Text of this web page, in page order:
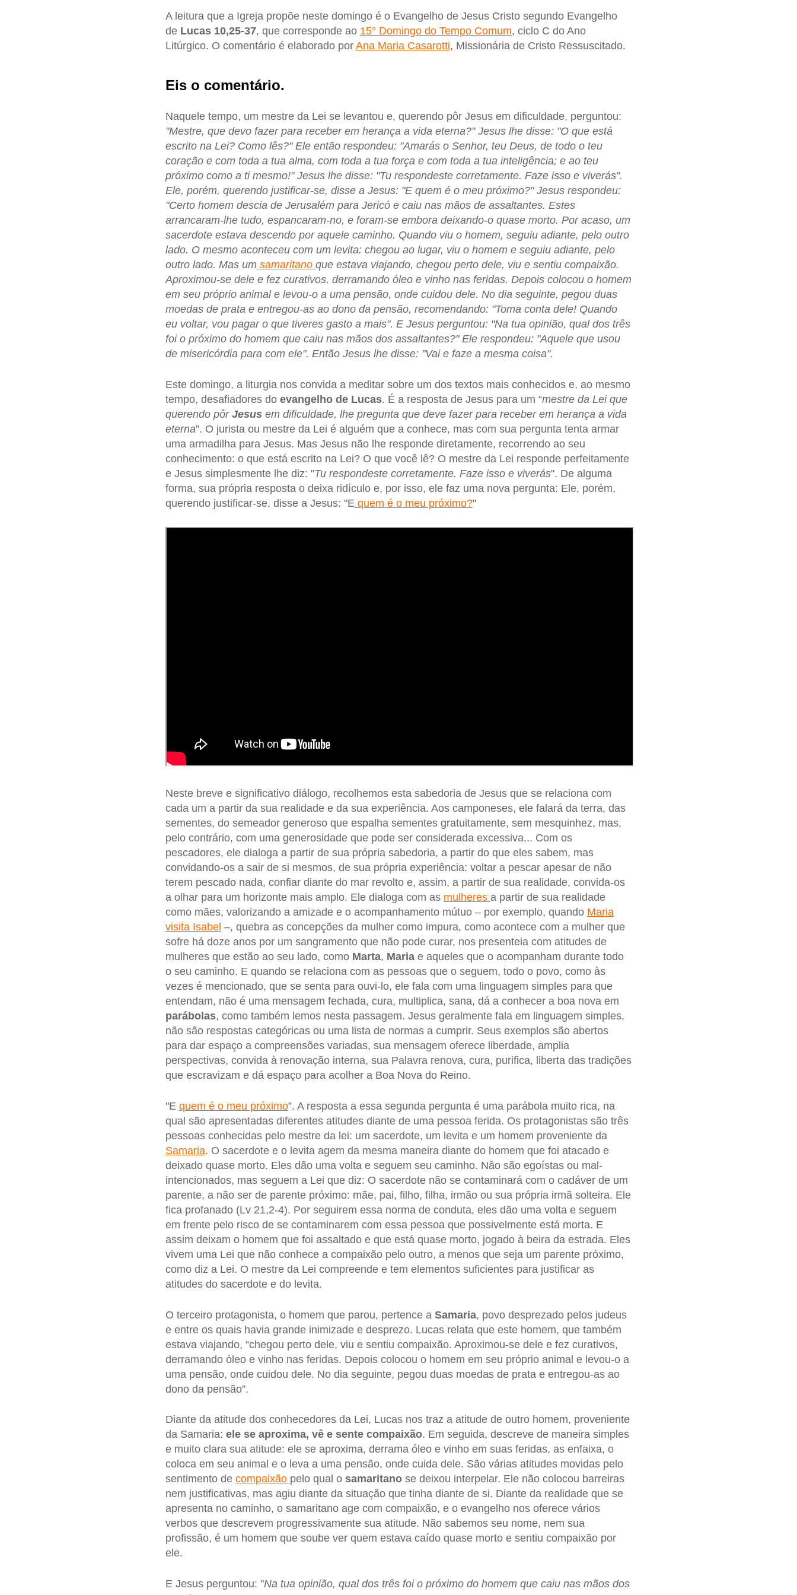
A leitura que a Igreja propõe neste domingo é o Evangelho de Jesus Cristo segundo Evangelho
de Lucas 10,25-37, que corresponde ao 15° Domingo do Tempo Comum, ciclo C do Ano
Litúrgico. O comentário é elaborado por Ana Maria Casarotti, Missionária de Cristo Ressuscitado.
Eis o comentário.
Naquele tempo, um mestre da Lei se levantou e, querendo pôr Jesus em dificuldade, perguntou:
"Mestre, que devo fazer para receber em herança a vida eterna?" Jesus lhe disse: "O que está
escrito na Lei? Como lês?" Ele então respondeu: "Amarás o Senhor, teu Deus, de todo o teu
coração e com toda a tua alma, com toda a tua força e com toda a tua inteligência; e ao teu
próximo como a ti mesmo!" Jesus lhe disse: "Tu respondeste corretamente. Faze isso e viverás".
Ele, porém, querendo justificar-se, disse a Jesus: "E quem é o meu próximo?" Jesus respondeu:
"Certo homem descia de Jerusalém para Jericó e caiu nas mãos de assaltantes. Estes
arrancaram-lhe tudo, espancaram-no, e foram-se embora deixando-o quase morto. Por acaso, um
sacerdote estava descendo por aquele caminho. Quando viu o homem, seguiu adiante, pelo outro
lado. O mesmo aconteceu com um levita: chegou ao lugar, viu o homem e seguiu adiante, pelo
outro lado. Mas um samaritano que estava viajando, chegou perto dele, viu e sentiu compaixão.
Aproximou-se dele e fez curativos, derramando óleo e vinho nas feridas. Depois colocou o homem
em seu próprio animal e levou-o a uma pensão, onde cuidou dele. No dia seguinte, pegou duas
moedas de prata e entregou-as ao dono da pensão, recomendando: "Toma conta dele! Quando
eu voltar, vou pagar o que tiveres gasto a mais". E Jesus perguntou: "Na tua opinião, qual dos três
foi o próximo do homem que caiu nas mãos dos assaltantes?" Ele respondeu: "Aquele que usou
de misericórdia para com ele". Então Jesus lhe disse: "Vai e faze a mesma coisa".
Este domingo, a liturgia nos convida a meditar sobre um dos textos mais conhecidos e, ao mesmo
tempo, desafiadores do evangelho de Lucas. É a resposta de Jesus para um “mestre da Lei que
querendo pôr Jesusem dificuldade, lhe pregunta que deve fazer para receber em herança a vida
eterna”. O jurista ou mestre da Lei é alguém que a conhece, mas com sua pergunta tenta armar
uma armadilha para Jesus. Mas Jesus não lhe responde diretamente, recorrendo ao seu
conhecimento: o que está escrito na Lei? O que você lê? O mestre da Lei responde perfeitamente
e Jesus simplesmente lhe diz: "Tu respondeste corretamente. Faze isso e viverás". De alguma
forma, sua própria resposta o deixa ridículo e, por isso, ele faz uma nova pergunta: Ele, porém,
querendo justificar-se, disse a Jesus: "Equem é o meu próximo?"
Neste breve e significativo diálogo, recolhemos esta sabedoria de Jesus que se relaciona com
cada um a partir da sua realidade e da sua experiência. Aos camponeses, ele falará da terra, das
sementes, do semeador generoso que espalha sementes gratuitamente, sem mesquinhez, mas,
pelo contrário, com uma generosidade que pode ser considerada excessiva... Com os
pescadores, ele dialoga a partir de sua própria sabedoria, a partir do que eles sabem, mas
convidando-os a sair de si mesmos, de sua própria experiência: voltar a pescar apesar de não
terem pescado nada, confiar diante do mar revolto e, assim, a partir de sua realidade, convida-os
a olhar para um horizonte mais amplo. Ele dialoga com as mulheres a partir de sua realidade
como mães, valorizando a amizade e o acompanhamento mútuo – por exemplo, quando Maria
visita Isabel –, quebra as concepções da mulher como impura, como acontece com a mulher que
sofre há doze anos por um sangramento que não pode curar, nos presenteia com atitudes de
mulheres que estão ao seu lado, como Marta, Mariae aqueles que o acompanham durante todo
o seu caminho. E quando se relaciona com as pessoas que o seguem, todo o povo, como às
vezes é mencionado, que se senta para ouvi-lo, ele fala com uma linguagem simples para que
entendam, não é uma mensagem fechada, cura, multiplica, sana, dá a conhecer a boa nova em
parábolas, como também lemos nesta passagem. Jesus geralmente fala em linguagem simples,
não são respostas categóricas ou uma lista de normas a cumprir. Seus exemplos são abertos
para dar espaço a compreensões variadas, sua mensagem oferece liberdade, amplia
perspectivas, convida à renovação interna, sua Palavra renova, cura, purifica, liberta das tradições
que escravizam e dá espaço para acolher a Boa Nova do Reino.
"E quem é o meu próximo”. A resposta a essa segunda pergunta é uma parábola muito rica, na
qual são apresentadas diferentes atitudes diante de uma pessoa ferida. Os protagonistas são três
pessoas conhecidas pelo mestre da lei: um sacerdote, um levita e um homem proveniente da
Samaria. O sacerdote e o levita agem da mesma maneira diante do homem que foi atacado e
deixado quase morto. Eles dão uma volta e seguem seu caminho. Não são egoístas ou mal-
intencionados, mas seguem a Lei que diz: O sacerdote não se contaminará com o cadáver de um
parente, a não ser de parente próximo: mãe, pai, filho, filha, irmão ou sua própria irmã solteira. Ele
fica profanado (Lv 21,2-4). Por seguirem essa norma de conduta, eles dão uma volta e seguem
em frente pelo risco de se contaminarem com essa pessoa que possivelmente está morta. E
assim deixam o homem que foi assaltado e que está quase morto, jogado à beira da estrada. Eles
vivem uma Lei que não conhece a compaixão pelo outro, a menos que seja um parente próximo,
como diz a Lei. O mestre da Lei compreende e tem elementos suficientes para justificar as
atitudes do sacerdote e do levita.
O terceiro protagonista, o homem que parou, pertence a Samaria, povo desprezado pelos judeus
e entre os quais havia grande inimizade e desprezo. Lucas relata que este homem, que também
estava viajando, “chegou perto dele, viu e sentiu compaixão. Aproximou-se dele e fez curativos,
derramando óleo e vinho nas feridas. Depois colocou o homem em seu próprio animal e levou-o a
uma pensão, onde cuidou dele. No dia seguinte, pegou duas moedas de prata e entregou-as ao
dono da pensão”.
Diante da atitude dos conhecedores da Lei, Lucas nos traz a atitude de outro homem, proveniente
da Samaria: ele se aproxima, vê e sente compaixão. Em seguida, descreve de maneira simples
e muito clara sua atitude: ele se aproxima, derrama óleo e vinho em suas feridas, as enfaixa, o
coloca em seu animal e o leva a uma pensão, onde cuida dele. São várias atitudes movidas pelo
sentimento de compaixão pelo qual o samaritanose deixou interpelar. Ele não colocou barreiras
nem justificativas, mas agiu diante da situação que tinha diante de si. Diante da realidade que se
apresenta no caminho, o samaritano age com compaixão, e o evangelho nos oferece vários
verbos que descrevem progressivamente sua atitude. Não sabemos seu nome, nem sua
profissão, é um homem que soube ver quem estava caído quase morto e sentiu compaixão por
ele.
E Jesus perguntou: "Na tua opinião, qual dos três foi o próximo do homem que caiu nas mãos dos